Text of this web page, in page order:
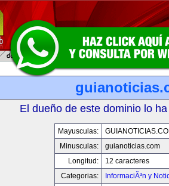
El dueño de este dominio lo
Mayusculas:
Minusculas:
guianoticias.com
Longitud:
12 caracteres
Categorias:
InformaciÃ³n y